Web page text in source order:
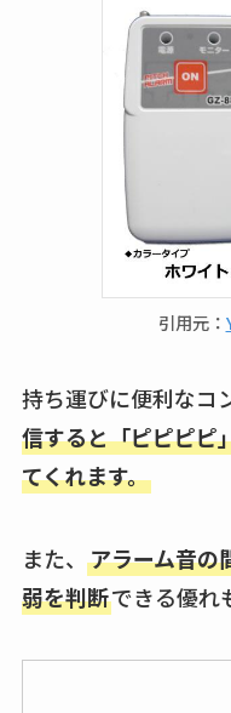
引用元：
持ち運びに便利なコ
信すると「ピピピピ
てくれます。
また、 アラーム音の
弱を判断できる優れ